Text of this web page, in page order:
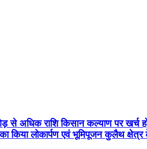
से अधिक राशि किसान कल्याण पर खर्च
लोकार्पण एवं भूमिपूजन कुलैथ